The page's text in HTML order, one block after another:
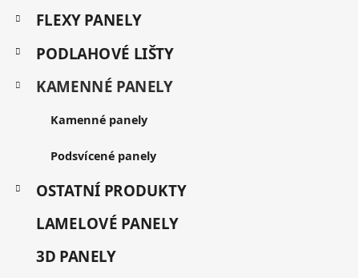
K
a
e
o
FLEXY PANELY
PODLAHOVÉ LIŠTY
KAMENNÉ PANELY
Kamenné panely
Podsvícené panely
OSTATNÍ PRODUKTY
LAMELOVÉ PANELY
3D PANELY